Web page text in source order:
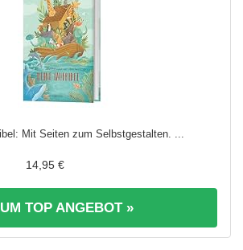
Mit Seiten zum Selbstgestalten. ...
14,95 €
TOP ANGEBOT »